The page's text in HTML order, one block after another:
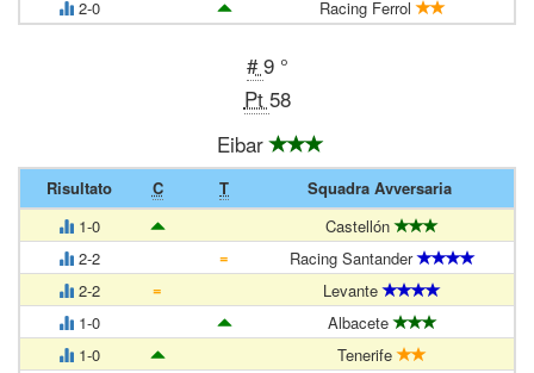
2-0
Racing Ferrol
#9 °
Pt 58
Eibar
Risultato C T
Squadra Avversaria
1-0
Castellón
2-2
=
Racing Santander
2-2
=
Levante
1-0
Albacete
1-0
Tenerife